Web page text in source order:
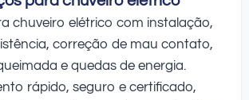
chuveiro elétrico com instalação,
correção de mau contato,
e quedas de energia.
rápido, seguro e certificado,